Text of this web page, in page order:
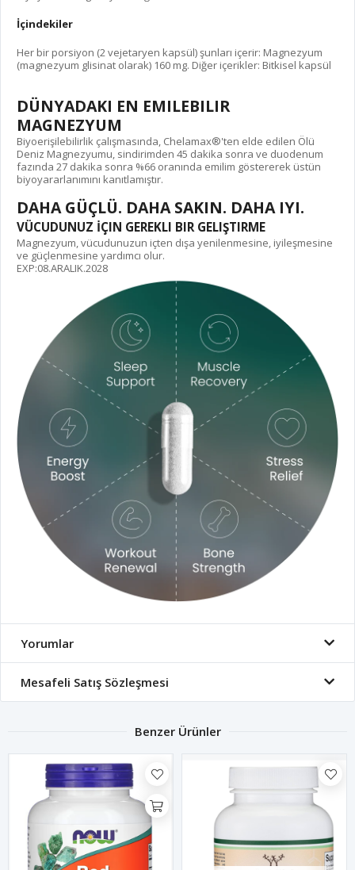
İçindekiler
Her bir porsiyon (2 vejetaryen kapsül) şunları içerir: Magnezyum
(magnezyum glisinat olarak) 160 mg. Diğer içerikler: Bitkisel kapsül
DÜNYADAKI EN EMILEBILIR
MAGNEZYUM
Biyoerişilebilirlik çalışmasında, Chelamax®'ten elde edilen Ölü
Deniz Magnezyumu, sindirimden 45 dakika sonra ve duodenum
fazında 27 dakika sonra %66 oranında emilim göstererek üstün
biyoyararlanımını kanıtlamıştır.
DAHA GÜÇLÜ. DAHA SAKIN. DAHA IYI.
VÜCUDUNUZ İÇIN GEREKLI BIR GELIŞTIRME
Magnezyum, vücudunuzun içten dışa yenilenmesine, iyileşmesine
ve güçlenmesine yardımcı olur.
EXP:08.ARALIK.2028
Yorumlar
Mesafeli Satış Sözleşmesi
Benzer Ürünler